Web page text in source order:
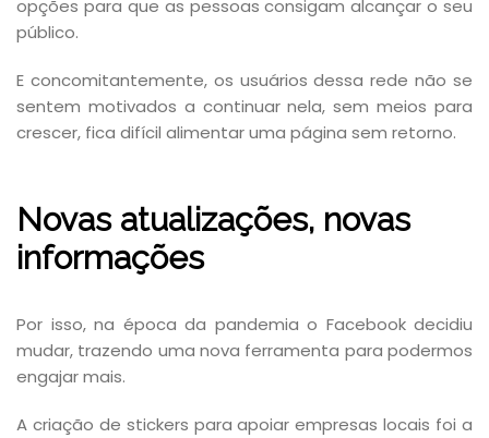
opções para que as pessoas consigam alcançar o seu
público.
E concomitantemente, os usuários dessa rede não se
sentem motivados a continuar nela, sem meios para
crescer, fica difícil alimentar uma página sem retorno.
Novas atualizações, novas
informações
Por isso, na época da pandemia o Facebook decidiu
mudar, trazendo uma nova ferramenta para podermos
engajar mais.
A criação de stickers para apoiar empresas locais foi a